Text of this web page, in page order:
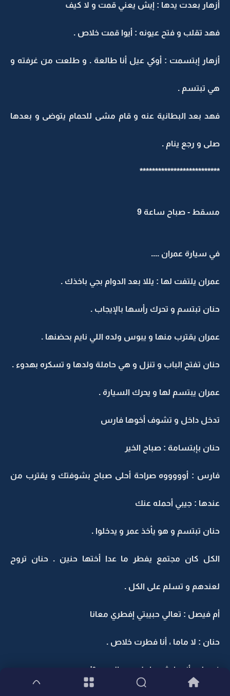
أزهار بعدت يدها : إيش يعني قمت و لا كيف
فهد تقلب و فتح عيونه : أيوا قمت خلاص .
أزهار إبتسمت : أوكي عيل أنا طالعة . و طلعت من غرفته و
هي تبتسم .
فهد بعد البطانية عنه و قام مشى للحمام يتوضى و بعدها
صلى و رجع ينام .
**************************
مسقط - صباح ساعة 9
في سيارة عمران ....
عمران يلتفت لها : يللا بعد الدوام بجي باخذك .
حنان تبتسم و تحرك رأسها بالإيجاب .
عمران يقترب منها و يبوس ولده اللي نايم بحضنها .
حنان تفتح الباب و تنزل و هي حاملة ولدها و تسكره بهدوء .
عمران يبتسم لها و يحرك السيارة .
تدخل داخل و تشوف أخوها فارس
حنان بإبتسامة : صباح الخير
فارس : أوووووه صراحة أحلى صباح بشوفتك و يقترب من
عندها : جيبي أحمله عنك
حنان تبتسم و هو يأخذ عمر و يدخلوا .
الكل كان مجتمع يفطر ما عدا أختها حنين . حنان تروح
لعندهم و تسلم على الكل .
أم فيصل : تعالي حبيبتي إفطري معانا
حنان : لا ماما ، أنا فطرت خلاص .
فيصل : أنت إيش جايبك من الصبح ؟!